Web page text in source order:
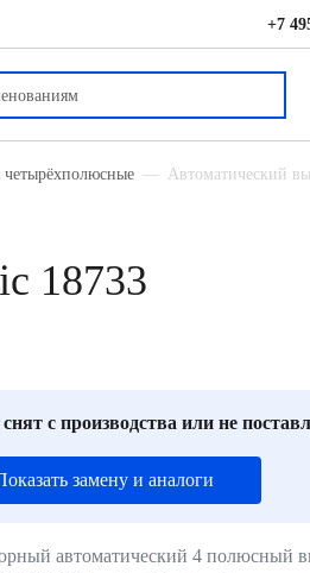
+7
Автоматический
18733
с производства или не
замену и аналоги
автоматический 4 полюсный